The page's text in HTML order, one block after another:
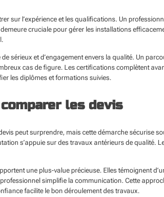
sur l’expérience et les qualifications. Un
cruciale pour gérer les installations
sérieux et d’engagement envers la qualité. Un
cas de figure. Les certifications complètent
les diplômes et formations suivies.
les devis
peut surprendre, mais cette démarche sécurise
s’appuie sur des travaux antérieurs de qualité.
une plus-value précieuse. Elles témoignent
simplifie la communication. Cette
facilite le bon déroulement des travaux.